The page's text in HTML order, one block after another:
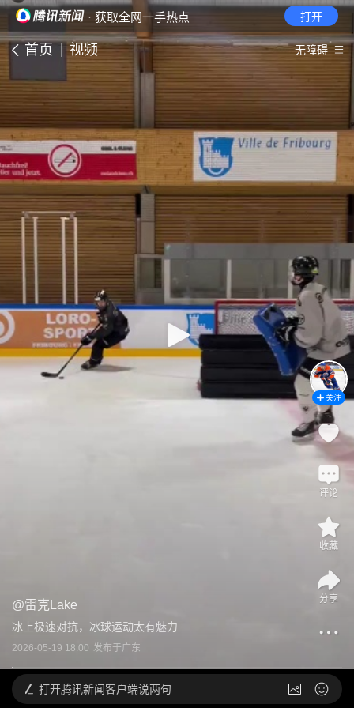
· 获取全网一手热点 打开
首页 视频 无障碍
@雷克Lake
冰上极速对抗，冰球运动太有魅力
2026-05-19 18:00 发布于广东
关注
评论
收藏
分享
打开腾讯新闻客户端说两句